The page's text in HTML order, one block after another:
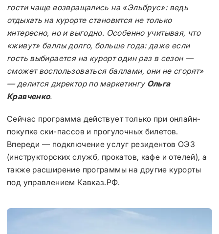
гости чаще возвращались на «Эльбрус»: ведь
отдыхать на курорте становится не только
интересно, но и выгодно. Особенно учитывая, что
«живут» баллы долго, больше года: даже если
гость выбирается на курорт один раз в сезон —
сможет воспользоваться баллами, они не сгорят»
— делится директор по маркетингу Ольга
Кравченко.
Сейчас программа действует только при онлайн-
покупке ски-пассов и прогулочных билетов.
Впереди — подключение услуг резидентов ОЭЗ
(инструкторских служб, прокатов, кафе и отелей), а
также расширение программы на другие курорты
под управлением Кавказ.РФ.